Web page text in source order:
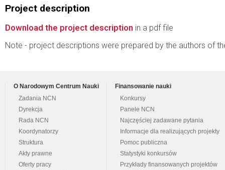
Project description
Download the project description in a pdf file
Note - project descriptions were prepared by the authors of
O Narodowym Centrum Nauki
Zadania NCN
Dyrekcja
Rada NCN
Koordynatorzy
Struktura
Akty prawne
Oferty pracy
Finansowanie nauki
Konkursy
Panele NCN
Najczęściej zadawane pytania
Informacje dla realizujących projekty
Pomoc publiczna
Statystyki konkursów
Przykłady finansowanych projektów